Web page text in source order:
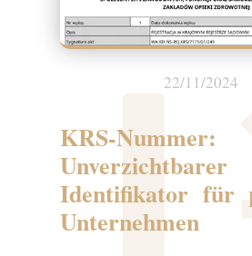
22/11/2024
KRS-Nummer:
Unverzichtbarer
Identifikator für
Unternehmen